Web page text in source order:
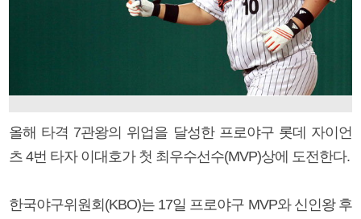
올해 타격 7관왕의 위업을 달성한 프로야구 롯데 자이언
츠 4번 타자 이대호가 첫 최우수선수(MVP)상에 도전한다.
한국야구위원회(KBO)는 17일 프로야구 MVP와 신인왕 후